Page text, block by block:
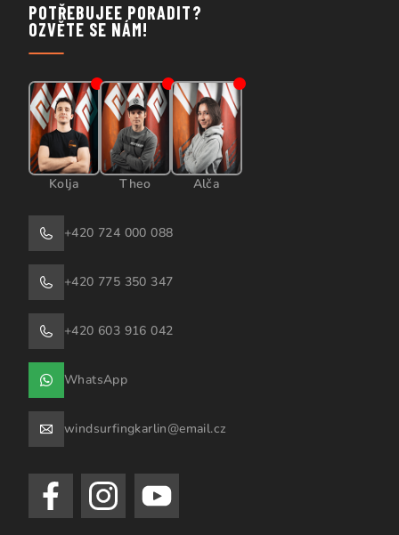
POTŘEBUJEE PORADIT?
OZVĚTE SE NÁM!
Kolja Theo Alča
+420 724 000 088
+420 775 350 347
+420 603 916 042
WhatsApp
windsurfingkarlin@email.cz